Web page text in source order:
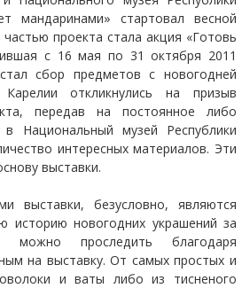
мандаринами» стартовал весной
проекта стала акция «Готовь
с 16 мая по 31 октября 2011
сбор предметов с новогодней
откликнулись на призыв
передав на постоянное либо
в Национальный музей Республики
интересных материалов. Эти
выставки.
выставки, безусловно, являются
историю новогодних украшений за
можно проследить благодаря
на выставку. От самых простых и
и ваты либо из тисненого